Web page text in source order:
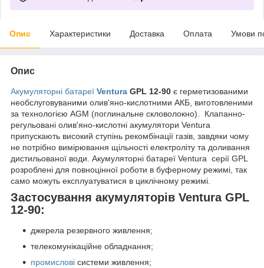
Опис Характеристики Доставка Оплата Умови
Опис
Акумуляторні батареї Ventura GPL 12-90 є герметизованими
необслуговуваними олив'яно-кислотними АКБ, виготовленими
за технологією AGM (поглинальне скловолокно). Клапанно-
регульовані олив'яно-кислотні акумулятори Ventura
припускають високий ступінь рекомбінації газів, завдяки чому
не потрібно вимірювання щільності електроліту та доливання
дистильованої води. Акумуляторні батареї Ventura серії GPL
розроблені для повноцінної роботи в буферному режимі, так
само можуть експлуатуватися в циклічному режимі.
Застосування акумуляторів Ventura GPL
12-90:
джерела резервного живлення;
телекомунікаційне обладнання;
промислові системи живлення;